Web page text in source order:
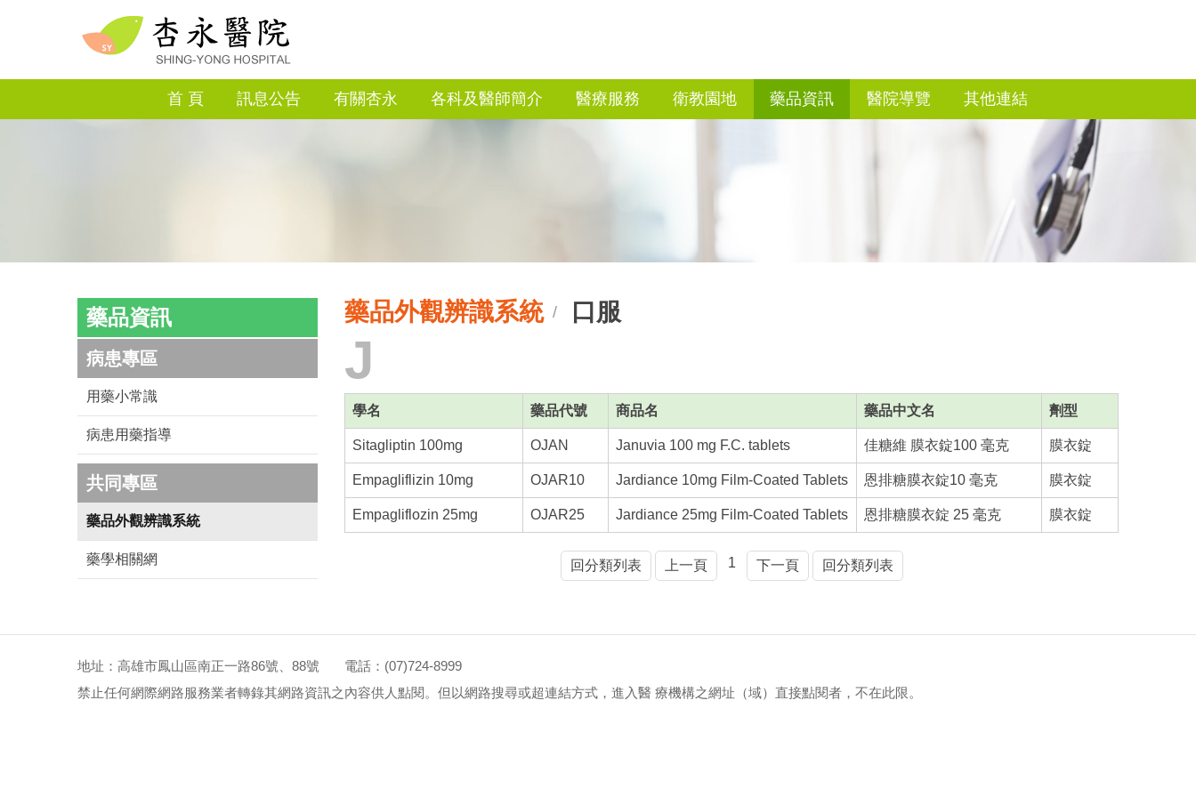
首 頁 訊息公告 有關杏永 各科及醫師簡介 醫療服務 衛教園地 藥品資訊 醫院導覽 其他連結
藥品資訊
病患專區
用藥小常識
病患用藥指導
共同專區
藥品外觀辨識系統
藥學相關網
藥品外觀辨識系統/ 口服
J
學名 藥品代號 商品名 藥品中文名 劑型
Sitagliptin 100mg OJAN Januvia 100 mg F.C. tablets 佳糖維 膜衣錠100 毫克 膜衣錠
Empagliflizin 10mg OJAR10 Jardiance 10mg Film-Coated Tablets 恩排糖膜衣錠10 毫克 膜衣錠
Empagliflozin 25mg OJAR25 Jardiance 25mg Film-Coated Tablets 恩排糖膜衣錠 25 毫克 膜衣錠
回分類列表 上一頁 1 下一頁 回分類列表
地址：高雄市鳳山區南正一路86號、88號 電話：(07)724-8999
禁止任何網際網路服務業者轉錄其網路資訊之內容供人點閱。但以網路搜尋或超連結方式，進入醫 療機構之網址（域）直接點閱者，不在此限。